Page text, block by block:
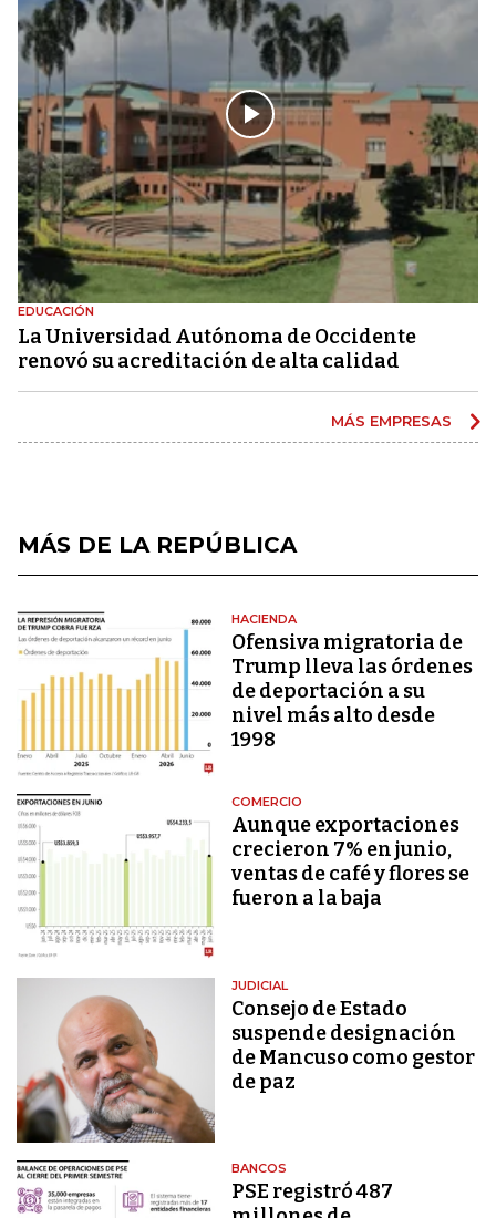
EDUCACIÓN
La Universidad Autónoma de Occidente
renovó su acreditación de alta calidad
MÁS EMPRESAS
MÁS DE LA REPÚBLICA
HACIENDA
Ofensiva migratoria de
Trump lleva las órdenes
de deportación a su
nivel más alto desde
1998
COMERCIO
Aunque exportaciones
crecieron 7% en junio,
ventas de café y flores se
fueron a la baja
JUDICIAL
Consejo de Estado
suspende designación
de Mancuso como gestor
de paz
BANCOS
PSE registró 487